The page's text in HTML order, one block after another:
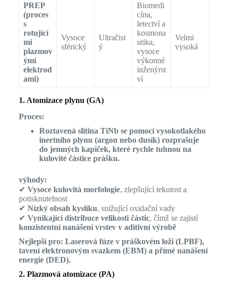
PREP
(proces
s
rotující
mi
plazmov
ými
elektrod
ami)
Vysoce
sférický
Ultračist
ý
Biomedi
cína,
letectví a
kosmona
utika,
vysoce
výkonné
inženýrst
ví
Velmi
vysoká
1. Atomizace plynu (GA)
Proces:
Roztavená slitina TiNb se pomocí vysokotlakého
inertního plynu (argon nebo dusík) rozprašuje
do jemných kapiček, které rychle tuhnou na
kulovité částice prášku.
výhody:
✔ Vysoce kulovitá morfologie, zlepšující tekutost a
potisknutelnost
✔ Nízký obsah kyslíku, snižující oxidační vady
✔ Vynikající distribuce velikosti částic, čímž se zajistí
konzistentní nanášení vrstev v aditivní výrobě
Nejlepší pro: Laserová fúze v práškovém loži (LPBF),
tavení elektronovým svazkem (EBM) a přímé nanášení
energie (DED).
2. Plazmová atomizace (PA)